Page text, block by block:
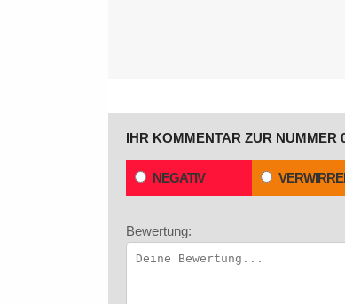
IHR KOMMENTAR ZUR NUMMER
NEGATIV
Bewertung: